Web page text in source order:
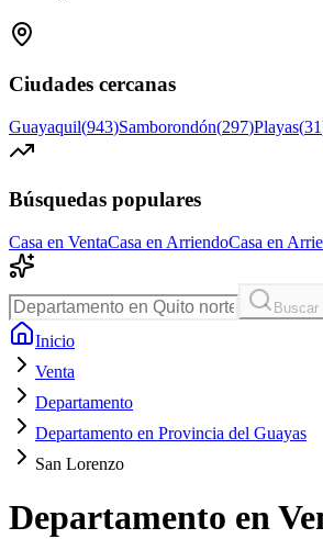
Ciudades cercanas
Guayaquil(943)Samborondón(297)Playas(31
Búsquedas populares
Casa en VentaCasa en ArriendoCasa en
Buscar
Inicio
Venta
Departamento
Departamento en Provincia del Guayas
San Lorenzo
Departamento en